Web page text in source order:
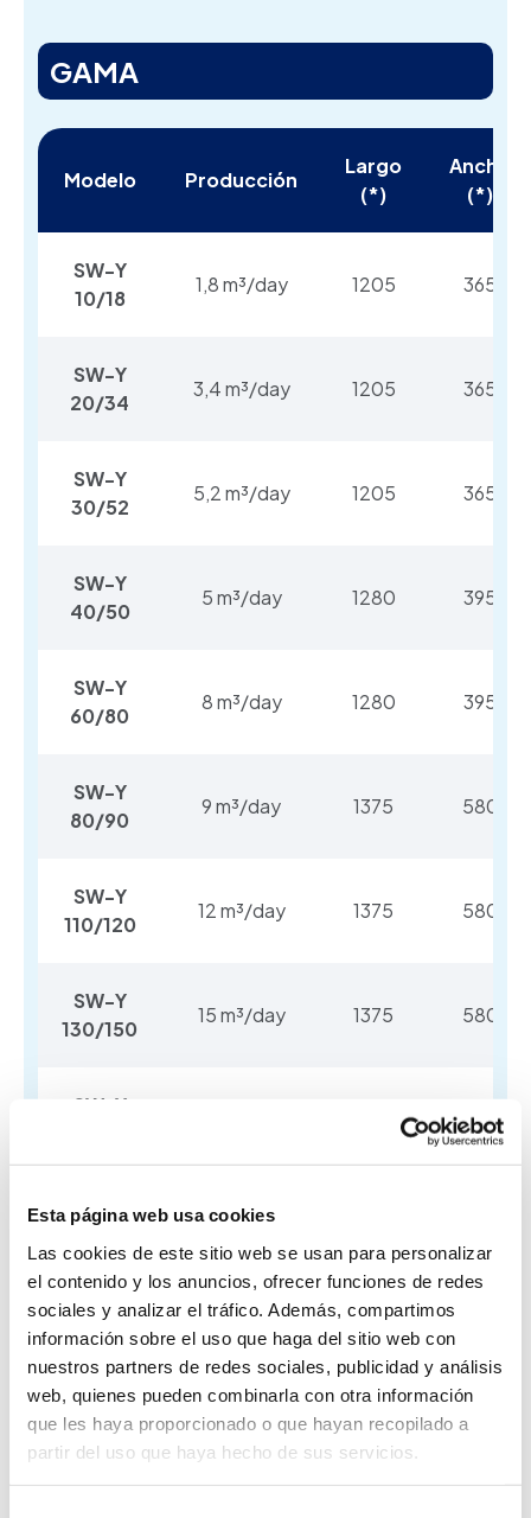
Esta página web usa cookies
Las cookies de este sitio web se usan para personalizar
el contenido y los anuncios, ofrecer funciones de redes
sociales y analizar el tráfico. Además, compartimos
información sobre el uso que haga del sitio web con
nuestros partners de redes sociales, publicidad y análisis
web, quienes pueden combinarla con otra información
que les haya proporcionado o que hayan recopilado a
partir del uso que haya hecho de sus servicios.
GAMA
Modelo Producción
Largo
(*)
Ancho
(*)
SW-Y
10/18
1,8 m³/day 1205 365
SW-Y
20/34
3,4 m³/day 1205 365
SW-Y
30/52
5,2 m³/day 1205 365
SW-Y
40/50
5 m³/day 1280 395
SW-Y
60/80
8 m³/day 1280 395
SW-Y
80/90
9 m³/day 1375 580
SW-Y
110/120
12 m³/day 1375 580
SW-Y
130/150
15 m³/day 1375 580
SW-Y
540
SW-Y
25 m³/day
(*) Medidas en mm